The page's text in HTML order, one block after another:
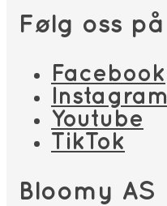
Følg oss på
Facebook
Instagram
Youtube
TikTok
Bloomy AS